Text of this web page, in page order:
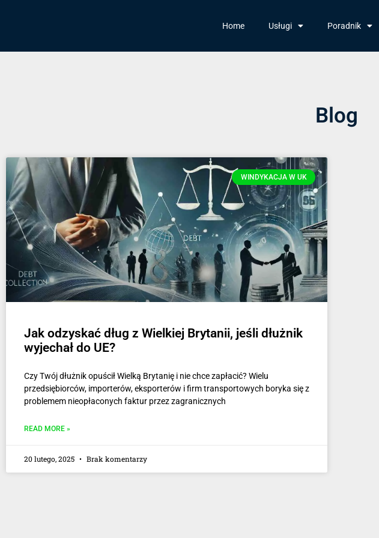
Home Usługi Poradnik
Blog
WINDYKACJA W UK
Jak odzyskać dług z Wielkiej Brytanii, jeśli dłużnik
wyjechał do UE?
Czy Twój dłużnik opuścił Wielką Brytanię i nie chce zapłacić? Wielu
przedsiębiorców, importerów, eksporterów i firm transportowych boryka się z
problemem nieopłaconych faktur przez zagranicznych
READ MORE »
20 lutego, 2025 Brak komentarzy